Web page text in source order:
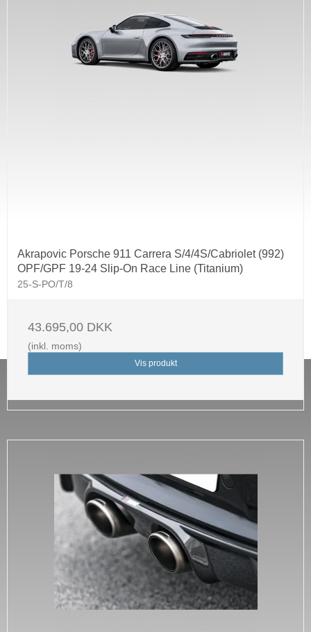
Akrapovic Porsche 911 Carrera S/4/4S/Cabriolet (992)
OPF/GPF 19-24 Slip-On Race Line (Titanium)
25-S-PO/T/8
43.695,00 DKK
(inkl. moms)
Vis produkt